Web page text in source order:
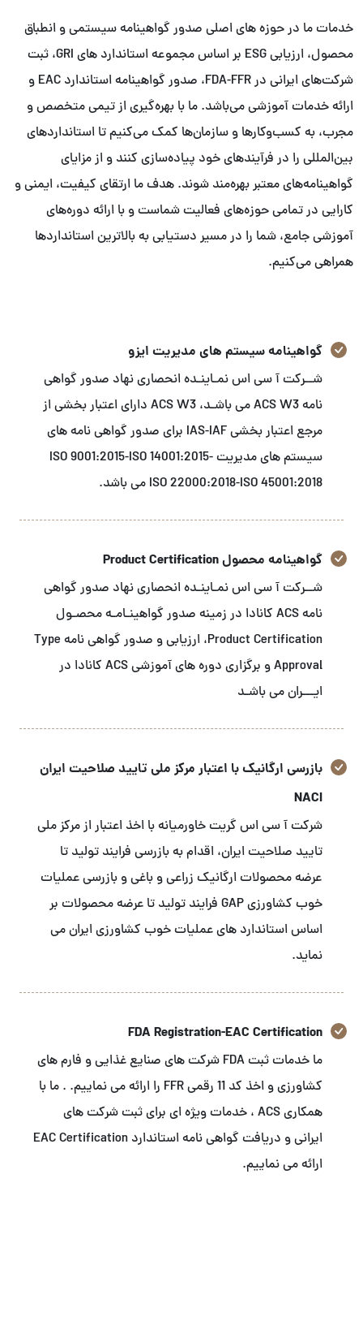
خدمات ما در حوزه های اصلی صدور گواهینامه سیستمی و انطباق
محصول، ارزیابی ESG بر اساس مجموعه استاندارد های GRI، ثبت
شرکت‌های ایرانی در FDA-FFR، صدور گواهینامه استاندارد EAC و
ارائه خدمات آموزشی می‌باشد. ما با بهره‌گیری از تیمی متخصص و
مجرب، به کسب‌وکارها و سازمان‌ها کمک می‌کنیم تا استانداردهای
بین‌المللی را در فرآیندهای خود پیاده‌سازی کنند و از مزایای
گواهینامه‌های معتبر بهره‌مند شوند. هدف ما ارتقای کیفیت، ایمنی و
کارایی در تمامی حوزه‌های فعالیت شماست و با ارائه دوره‌های
آموزشی جامع، شما را در مسیر دستیابی به بالاترین استانداردها
همراهی می‌کنیم.
گواهینامه سیستم های مدیریت ایزو
شــرکت آ سی اس نمـاینـده انحصاری نهاد صدور گواهی
نامه ACS W3 می باشـد، ACS W3 دارای اعتبار بخشی از
مرجع اعتبار بخشی IAS-IAF برای صدور گواهی نامه های
سیستم های مدیریت ISO 9001:2015-ISO 14001:2015-
ISO 22000:2018-ISO 45001:2018 می باشد.
گواهینامه محصول Product Certification
شــرکت آ سی اس نمـاینـده انحصاری نهاد صدور گواهی
نامه ACS کانادا در زمینه صدور گواهینـامـه محصـول
Product Certification، ارزیابی و صدور گواهی نامه Type
Approval و برگزاری دوره های آموزشی ACS کانادا در
ایـــران می باشـد
بازرسی ارگانیک با اعتبار مرکز ملی تایید صلاحیت ایران
NACI
شرکت آ سی اس گریت خاورمیانه با اخذ اعتبار از مرکز ملی
تایید صلاحیت ایران، اقدام به بازرسی فرایند تولید تا
عرضه محصولات ارگانیک زراعی و باغی و بازرسی عملیات
خوب کشاورزی GAP فرایند تولید تا عرضه محصولات بر
اساس استاندارد های عملیات خوب کشاورزی ایران می
نماید.
FDA Registration-EAC Certification
ما خدمات ثبت FDA شرکت های صنایع غذایی و فارم های
کشاورزی و اخذ کد 11 رقمی FFR را ارائه می نماییم. . ما با
همکاری ACS ، خدمات ویژه ای برای ثبت شرکت های
ایرانی و دریافت گواهی نامه استاندارد EAC Certification
ارائه می نماییم.